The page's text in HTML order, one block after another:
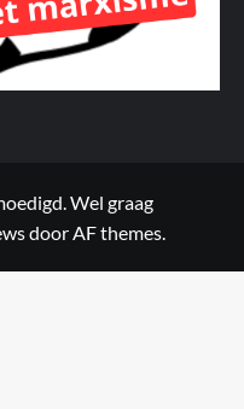
Wel graag
door AF themes.